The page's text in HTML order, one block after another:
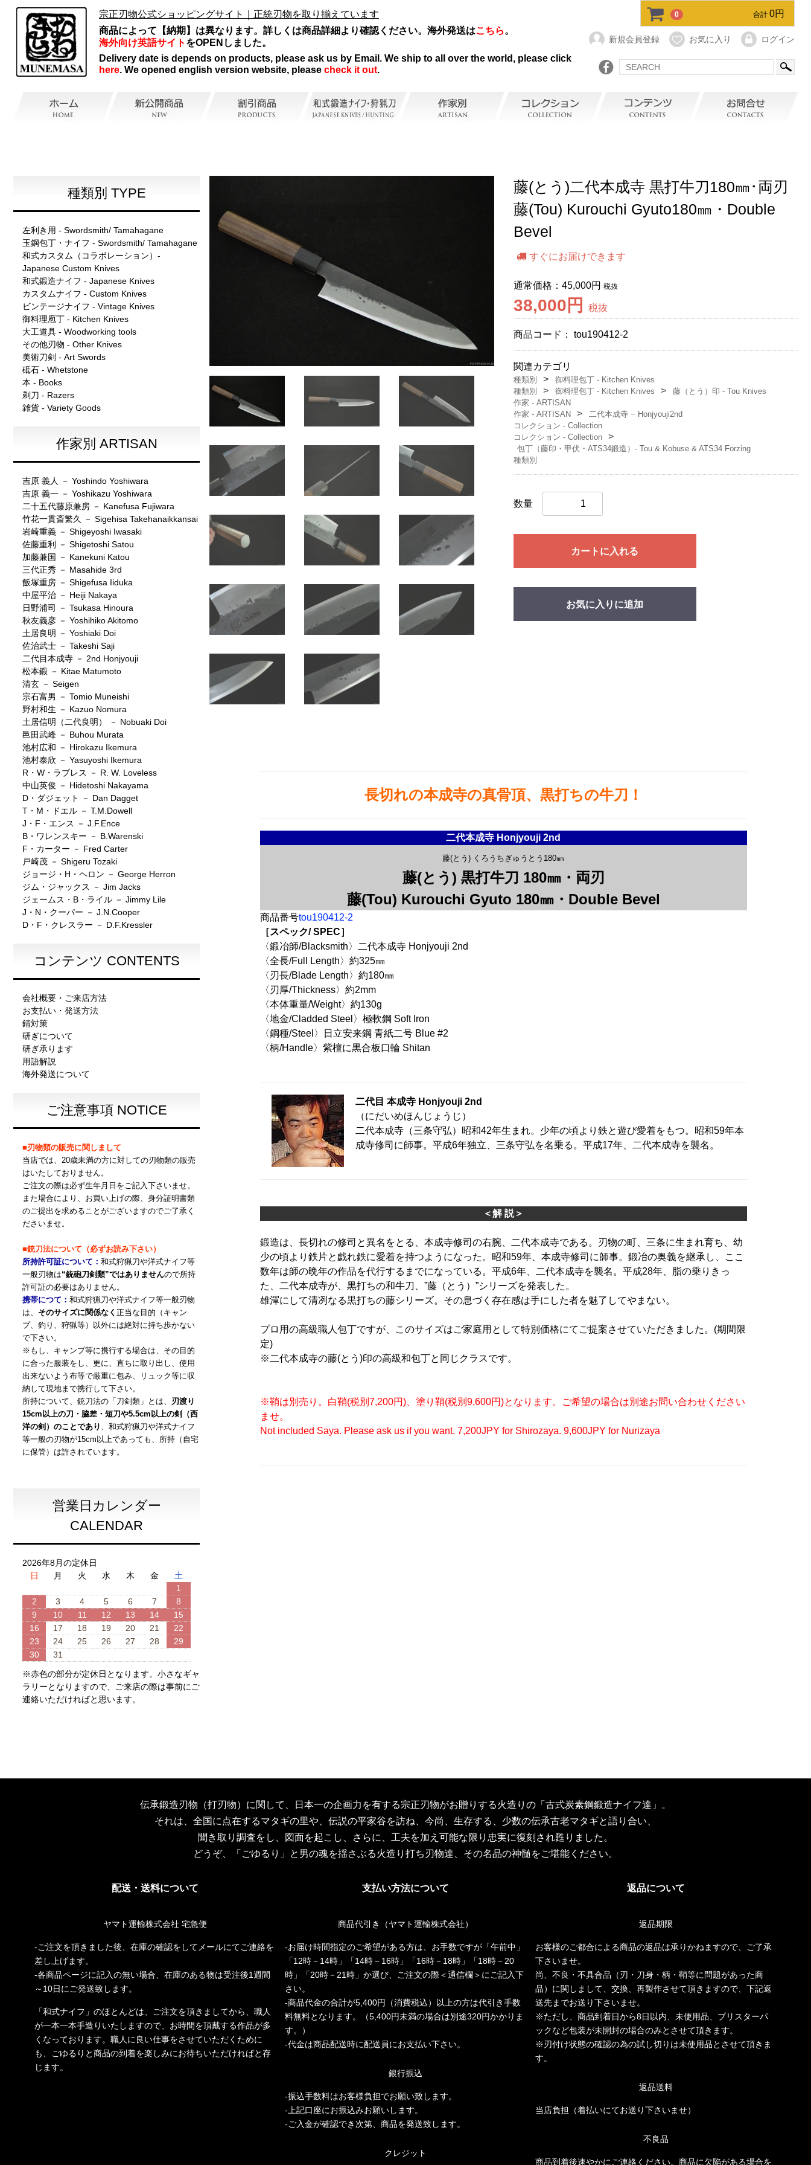
0 合計 0円
新規会員登録 お気に入り ログイン
宗正刃物公式ショッピングサイト｜正統刃物を取り揃えています
商品によって【納期】は異なります。詳しくは商品詳細より確認ください。海外発送はこちら。
海外向け英語サイト をOPENしました。
Delivery date is depends on products, please ask us by Email. We ship to all over the world, please click
here. We opened english version website, please check it out.
種類別 TYPE
左利き用 - Swordsmith/ Tamahagane
玉鋼包丁・ナイフ - Swordsmith/ Tamahagane
和式カスタム（コラボレーション）-
Japanese Custom Knives
和式鍛造ナイフ - Japanese Knives
カスタムナイフ - Custom Knives
ビンテージナイフ - Vintage Knives
御料理庖丁 - Kitchen Knives
大工道具 - Woodworking tools
その他刃物 - Other Knives
美術刀剣 - Art Swords
砥石 - Whetstone
本 - Books
剃刀 - Razers
雑貨 - Variety Goods
作家別 ARTISAN
吉原 義人 － Yoshindo Yoshiwara
吉原 義一 － Yoshikazu Yoshiwara
二十五代藤原兼房 － Kanefusa Fujiwara
竹花一貫斎繁久 － Sigehisa Takehanaikkansai
岩崎重義 － Shigeyoshi Iwasaki
佐藤重利 － Shigetoshi Satou
加藤兼国 － Kanekuni Katou
三代正秀 － Masahide 3rd
飯塚重房 － Shigefusa Iiduka
中屋平治 － Heiji Nakaya
日野浦司 － Tsukasa Hinoura
秋友義彦 － Yoshihiko Akitomo
土居良明 － Yoshiaki Doi
佐治武士 － Takeshi Saji
二代目本成寺 － 2nd Honjyouji
松本鍛 － Kitae Matumoto
清玄 － Seigen
宗石富男 － Tomio Muneishi
野村和生 － Kazuo Nomura
土居信明（二代良明） － Nobuaki Doi
邑田武峰 － Buhou Murata
池村広和 － Hirokazu Ikemura
池村泰欣 － Yasuyoshi Ikemura
R・W・ラブレス － R. W. Loveless
中山英俊 － Hidetoshi Nakayama
D・ダジェット － Dan Dagget
T・M・ドエル － T.M.Dowell
J・F・エンス － J.F.Ence
B・ワレンスキー － B.Warenski
F・カーター － Fred Carter
戸崎茂 － Shigeru Tozaki
ジョージ・H・ヘロン － George Herron
ジム・ジャックス － Jim Jacks
ジェームス・B・ライル － Jimmy Lile
J・N・クーパー － J.N.Cooper
D・F・クレスラー － D.F.Kressler
コンテンツ CONTENTS
会社概要・ご来店方法
お支払い・発送方法
錆対策
研ぎについて
研ぎ承ります
用語解説
海外発送について
ご注意事項 NOTICE
■刃物類の販売に関しまして
当店では、20歳未満の方に対しての刃物類の販売
はいたしておりません。
ご注文の際は必ず生年月日をご記入下さいませ。
また場合により、お買い上げの際、身分証明書類
のご提出を求めることがございますのでご了承く
ださいませ。
■銃刀法について（必ずお読み下さい）
所持許可証について： 和式狩猟刀や洋式ナイフ等
一般刃物は“銃砲刀剣類”ではありませんので所持
許可証の必要はありません。
携帯につて： 和式狩猟刀や洋式ナイフ等一般刃物
は、 そのサイズに関係なく 正当な目的（キャン
プ、釣り、狩猟等）以外には絶対に持ち歩かない
で下さい。
※もし、キャンプ等に携行する場合は、その目的
に合った服装をし、更に、直ちに取り出し、使用
出来ないよう布等で厳重に包み、リュック等に収
納して現地まで携行して下さい。
所持について、銃刀法の「刀剣類」とは、 刃渡り
15cm以上の刀・脇差・短刀や5.5cm以上の剣（西
洋の剣）のことであり 、和式狩猟刀や洋式ナイフ
等一般の刃物が15cm以上であっても、所持（自宅
に保管）は許されています。
営業日カレンダー
CALENDAR
2026年8月の定休日
日
月 火 水 木 金
土
1
2
3 4 5 6 7
8
9
10 11 12 13 14
15
16
17 18 19 20 21
22
23
24 25 26 27 28
29
30
31
※赤色の部分が定休日となります。小さなギャ
ラリーとなりますので、ご来店の際は事前にご
連絡いただければと思います。
藤(とう)二代本成寺 黒打牛刀180㎜･両刃
藤(Tou) Kurouchi Gyuto180㎜・Double
Bevel
すぐにお届けできます
通常価格： 45,000円 税抜
38,000円 税抜
商品コード： tou190412-2
関連カテゴリ
種類別
御料理包丁 - Kitchen Knives
種類別
御料理包丁 - Kitchen Knives
藤（とう）印 - Tou Knives
作家 - ARTISAN
作家 - ARTISAN
二代本成寺 − Honjyouji2nd
コレクション - Collection
コレクション - Collection
包丁（藤印・甲伏・ATS34鍛造）‐ Tou & Kobuse & ATS34 Forzing
種類別
数量
カートに入れる
お気に入りに追加
長切れの本成寺の真骨頂、黒打ちの牛刀！
二代本成寺 Honjyouji 2nd
藤(とう) くろうちぎゅうとう180㎜
藤(とう) 黒打牛刀 180㎜・両刃
藤(Tou) Kurouchi Gyuto 180㎜・Double Bevel
商品番号tou190412-2
［スペック/ SPEC］
〈鍛冶師/Blacksmith〉二代本成寺 Honjyouji 2nd
〈全長/Full Length〉約325㎜
〈刃長/Blade Length〉約180㎜
〈刃厚/Thickness〉約2mm
〈本体重量/Weight〉約130g
〈地金/Cladded Steel〉極軟鋼 Soft Iron
〈鋼種/Steel〉日立安来鋼 青紙二号 Blue #2
〈柄/Handle〉紫檀に黒合板口輪 Shitan
二代目 本成寺 Honjyouji 2nd
（にだいめほんじょうじ）
二代本成寺（三条守弘）昭和42年生まれ。少年の頃より鉄と遊び愛着をもつ。昭和59年本
成寺修司に師事。平成6年独立、三条守弘を名乗る。平成17年、二代本成寺を襲名。
＜解 説＞
鍛造は、長切れの修司と異名をとる、本成寺修司の右腕、二代本成寺である。刃物の町、三条に生まれ育ち、幼
少の頃より鉄片と戯れ鉄に愛着を持つようになった。昭和59年、本成寺修司に師事。鍛冶の奥義を継承し、ここ
数年は師の晩年の作品を代行するまでになっている。平成6年、二代本成寺を襲名。平成28年、脂の乗りきっ
た、二代本成寺が、黒打ちの和牛刀、”藤（とう）”シリーズを発表した。
雄渾にして清冽なる黒打ちの藤シリーズ。その息づく存在感は手にした者を魅了してやまない。
プロ用の高級職人包丁ですが、このサイズはご家庭用として特別価格にてご提案させていただきました。(期間限
定)
※二代本成寺の藤(とう)印の高級和包丁と同じクラスです。
※鞘は別売り。白鞘(税別7,200円)、塗り鞘(税別9,600円)となります。ご希望の場合は別途お問い合わせください
ませ。
Not included Saya. Please ask us if you want. 7,200JPY for Shirozaya. 9,600JPY for Nurizaya
伝承鍛造刃物（打刃物）に関して、日本一の企画力を有する宗正刃物がお贈りする火造りの「古式炭素鋼鍛造ナイフ達」。
それは、全国に点在するマタギの里や、伝説の平家谷を訪ね、今尚、生存する、少数の伝承古老マタギと語り合い、
聞き取り調査をし、図面を起こし、さらに、工夫を加え可能な限り忠実に復刻され甦りました。
どうぞ、「ごゆるり」と男の魂を揺さぶる火造り打ち刃物達、その名品の神髄をご堪能ください。
配送・送料について
ヤマト運輸株式会社 宅急便
-ご注文を頂きました後、在庫の確認をしてメールにてご連絡を
差し上げます。
-各商品ページに記入の無い場合、在庫のある物は受注後1週間
～10日にご発送致します。
「和式ナイフ」のほとんどは、ご注文を頂きましてから、職人
が一本一本手造りいたしますので、お時間を頂戴する作品が多
くなっております。職人に良い仕事をさせていただくために
も、ごゆるりと商品の到着を楽しみにお待ちいただければと存
じます。
支払い方法について
商品代引き（ヤマト運輸株式会社）
-お届け時間指定のご希望がある方は、お手数ですが「午前中」
「12時－14時」「14時－16時」「16時－18時」「18時－20
時」「20時－21時」か選び、ご注文の際＜通信欄＞にご記入下
さい。
-商品代金の合計が5,400円（消費税込）以上の方は代引き手数
料無料となります。（5,400円未満の場合は別途320円かかりま
す。）
-代金は商品配送時に配送員にお支払い下さい。
銀行振込
-振込手数料はお客様負担でお願い致します。
-上記口座にお振込みお願いします。
-ご入金が確認でき次第、商品を発送致します。
クレジット
返品について
返品期限
お客様のご都合による商品の返品は承りかねますので、ご了承
下さいませ。
尚、不良・不具合品（刃・刀身・柄・鞘等に問題があった商
品）に関しまして、交換、再製作させて頂きますので、下記返
送先までお送り下さいませ。
※ただし、商品到着日から8日以内、未使用品、ブリスターパ
ックなど包装が未開封の場合のみとさせて頂きます。
※刃付け状態の確認の為の試し切りは未使用品とさせて頂きま
す。
返品送料
当店負担（着払いにてお送り下さいませ）
不良品
商品到着後速やかにご連絡ください。商品に欠陥がある場合を